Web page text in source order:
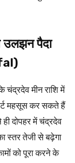
उलझन पैदा
मीन राशि में
महसूस कर सकते हैं
दोपहर में चंद्रदेव
स्तर तेजी से बढ़ेगा
को पूरा करने के